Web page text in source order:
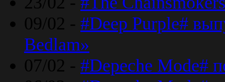
09/02 - #Deep Purple#
Bedlam»
07/02 - #Depeche Mode#